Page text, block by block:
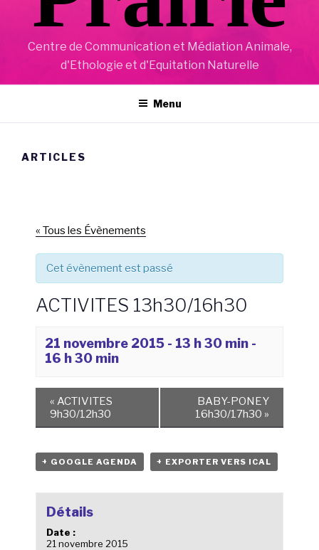
Centre de Communication et Médiation Animale,
d'Ethologie et d'Equitation Naturelle
Menu
ARTICLES
« Tous les Évènements
Cet évènement est passé
ACTIVITES 13h30/16h30
21 novembre 2015 - 13 h 30 min -
16 h 30 min
« ACTIVITES
9h30/12h30
BABY-PONEY
16h30/17h30 »
+ GOOGLE AGENDA + EXPORTER VERS ICAL
Détails
Date :
21 novembre 2015